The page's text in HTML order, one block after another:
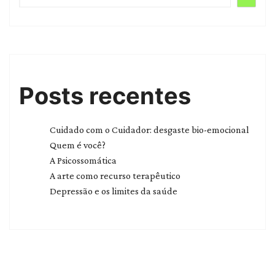
Posts recentes
Cuidado com o Cuidador: desgaste bio-emocional
Quem é você?
A Psicossomática
A arte como recurso terapêutico
Depressão e os limites da saúde